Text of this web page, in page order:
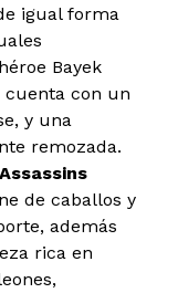
igual forma
Bayek
cuenta con un
y una
remozada.
Assassins
de caballos y
además
rica en